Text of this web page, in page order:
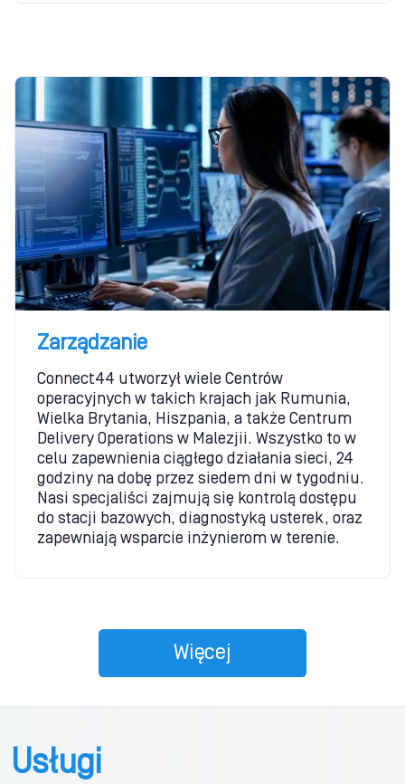
Zarządzanie
Connect44 utworzył wiele Centrów
operacyjnych w takich krajach jak Rumunia,
Wielka Brytania, Hiszpania, a także Centrum
Delivery Operations w Malezjii. Wszystko to w
celu zapewnienia ciągłego działania sieci, 24
godziny na dobę przez siedem dni w tygodniu.
Nasi specjaliści zajmują się kontrolą dostępu
do stacji bazowych, diagnostyką usterek, oraz
zapewniają wsparcie inżynierom w terenie.
Więcej
Usługi